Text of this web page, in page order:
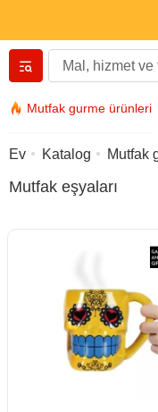
Mutfak gurme ürünleri
Вернуться назад
Aksesuarlar
Mücevher
Kol saati
Ev Katalog Mutfak
Mutfak eşyaları